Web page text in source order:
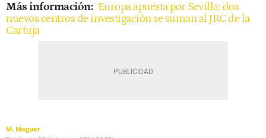
Más información: Europa apuesta por Sevilla: dos
nuevos centros de investigación se suman al JRC de la
Cartuja
M. Moguer